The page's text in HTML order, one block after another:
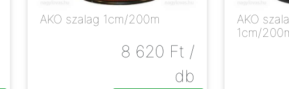
AKO szalag 1cm/200m
8 620 Ft /
db
AKO
1cm/